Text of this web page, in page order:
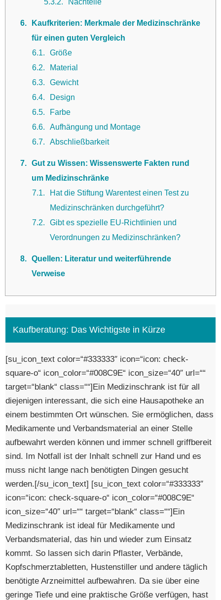
6
Kaufkriterien: Merkmale der Medizinschränke
für einen guten Vergleich
6.1
Größe
6.2
Material
6.3
Gewicht
6.4
Design
6.5
Farbe
6.6
Aufhängung und Montage
6.7
Abschließbarkeit
7
Gut zu Wissen: Wissenswerte Fakten rund
um Medizinschränke
7.1
Hat die Stiftung Warentest einen Test zu
Medizinschränken durchgeführt?
7.2
Gibt es spezielle EU-Richtlinien und
Verordnungen zu Medizinschränken?
8
Quellen: Literatur und weiterführende
Verweise
Kaufberatung: Das Wichtigste in Kürze
[su_icon_text color=“#333333″ icon=“icon: check-
square-o“ icon_color=“#008C9E“ icon_size=“40″ url=““
target=“blank“ class=““]Ein Medizinschrank ist für all
diejenigen interessant, die sich eine Hausapotheke an
einem bestimmten Ort wünschen. Sie ermöglichen, dass
Medikamente und Verbandsmaterial an einer Stelle
aufbewahrt werden können und immer schnell griffbereit
sind. Im Notfall ist der Inhalt schnell zur Hand und es
muss nicht lange nach benötigten Dingen gesucht
werden.[/su_icon_text] [su_icon_text color=“#333333″
icon=“icon: check-square-o“ icon_color=“#008C9E“
icon_size=“40″ url=““ target=“blank“ class=““]Ein
Medizinschrank ist ideal für Medikamente und
Verbandsmaterial, das hin und wieder zum Einsatz
kommt. So lassen sich darin Pflaster, Verbände,
Kopfschmerztabletten, Hustenstiller und andere täglich
benötigte Arzneimittel aufbewahren. Da sie über eine
geringe Tiefe und eine praktische Größe verfügen, hast